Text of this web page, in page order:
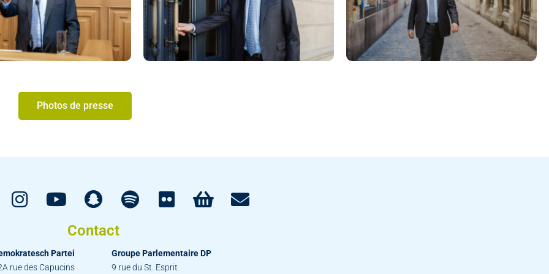
Photos de presse
Contact
Partei
rue des Capucins
Groupe Parlementaire DP
9 rue du St. Esprit